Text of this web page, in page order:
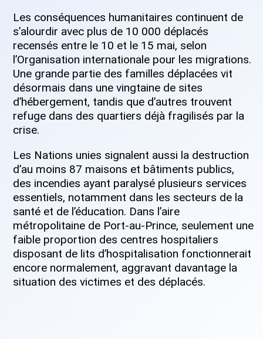
Les conséquences humanitaires continuent de
s’alourdir avec plus de 10 000 déplacés
recensés entre le 10 et le 15 mai, selon
l’Organisation internationale pour les migrations.
Une grande partie des familles déplacées vit
désormais dans une vingtaine de sites
d’hébergement, tandis que d’autres trouvent
refuge dans des quartiers déjà fragilisés par la
crise.
Les Nations unies signalent aussi la destruction
d’au moins 87 maisons et bâtiments publics,
des incendies ayant paralysé plusieurs services
essentiels, notamment dans les secteurs de la
santé et de l’éducation. Dans l’aire
métropolitaine de Port-au-Prince, seulement une
faible proportion des centres hospitaliers
disposant de lits d’hospitalisation fonctionnerait
encore normalement, aggravant davantage la
situation des victimes et des déplacés.